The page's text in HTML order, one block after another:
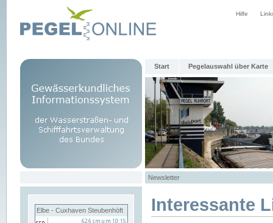
Hilfe
Start Pegelauswahl über Karte
Newsletter
Elbe - Cuxhaven Steubenhöft Interessante